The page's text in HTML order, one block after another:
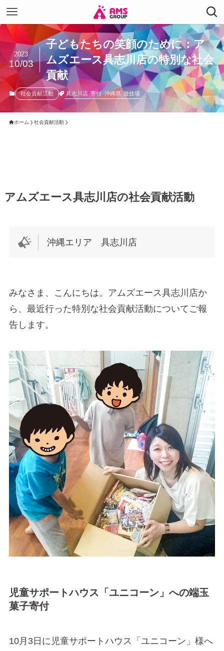
子どもたちの笑顔のために：ア
ムズエース具志川店の特別な社会
貢献
2023
10/03
社会貢献活動 具志川店 寄付 沖縄県 遊技場
ホーム 社会貢献活動
アムズエース具志川店の社会貢献活動
沖縄エリア 具志川店
みなさま、こんにちは。アムズエース具志川店か
ら、最近行った特別な社会貢献活動についてご報
告します。
児童サポートハウス「ユニコーン」への端玉
菓子寄付
10月3日に児童サポートハウス「ユニコーン」様へ